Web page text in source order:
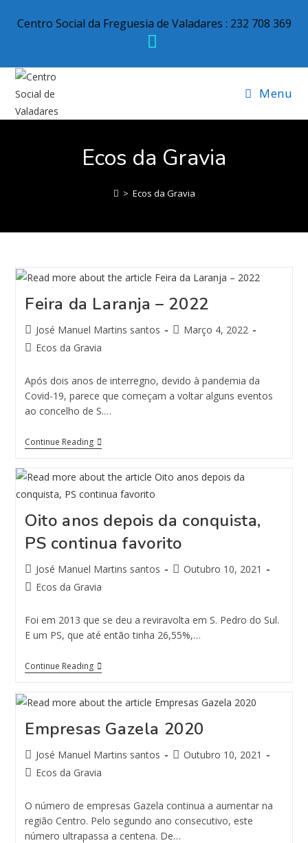
Centro Social da Freguesia de Valadares : 232 708 369
Menu
Ecos da Gravia
> Ecos da Gravia
Feira da Laranja – 2022
José Manuel Martins santos
Março 4, 2022
Ecos da Gravia
Após dois anos de interregno, devido à pandemia da
Covid-19, parece que começam a voltar alguns eventos
ao concelho de S.…
Continue Reading
Oito anos depois da conquista,
PS continua favorito
José Manuel Martins santos
Outubro 10, 2021
Ecos da Gravia
Foi em 2013 que se deu a reviravolta em S. Pedro do Sul.
E um PS, que até então tinha 26,55%,…
Continue Reading
Empresas Gazela 2020
José Manuel Martins santos
Outubro 10, 2021
Ecos da Gravia
O número de empresas Gazela continua a aumentar na
região Centro. Pelo segundo ano consecutivo, este
número ultrapassa a centena. De…